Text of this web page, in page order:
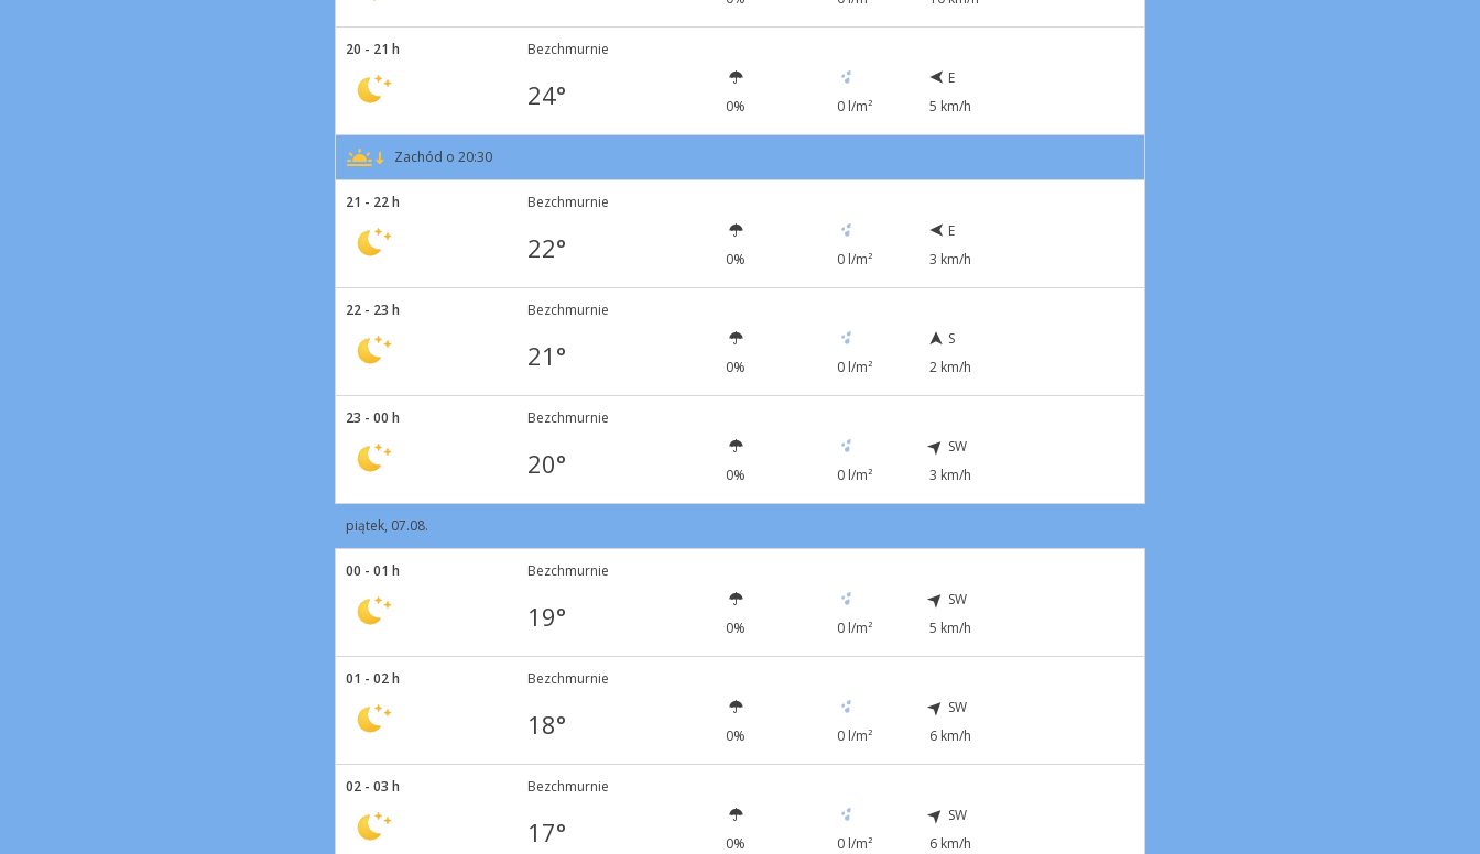
20 - 21 h Bezchmurnie
24° 0% 0 l/m²
E
5 km/h
Zachód o 20:30
21 - 22 h Bezchmurnie
22° 0% 0 l/m²
E
3 km/h
22 - 23 h Bezchmurnie
21° 0% 0 l/m²
S
2 km/h
23 - 00 h Bezchmurnie
20° 0% 0 l/m²
SW
3 km/h
piątek, 07.08.
00 - 01 h Bezchmurnie
19° 0% 0 l/m²
SW
5 km/h
01 - 02 h Bezchmurnie
18° 0% 0 l/m²
SW
6 km/h
02 - 03 h Bezchmurnie
17° 0% 0 l/m²
SW
6 km/h